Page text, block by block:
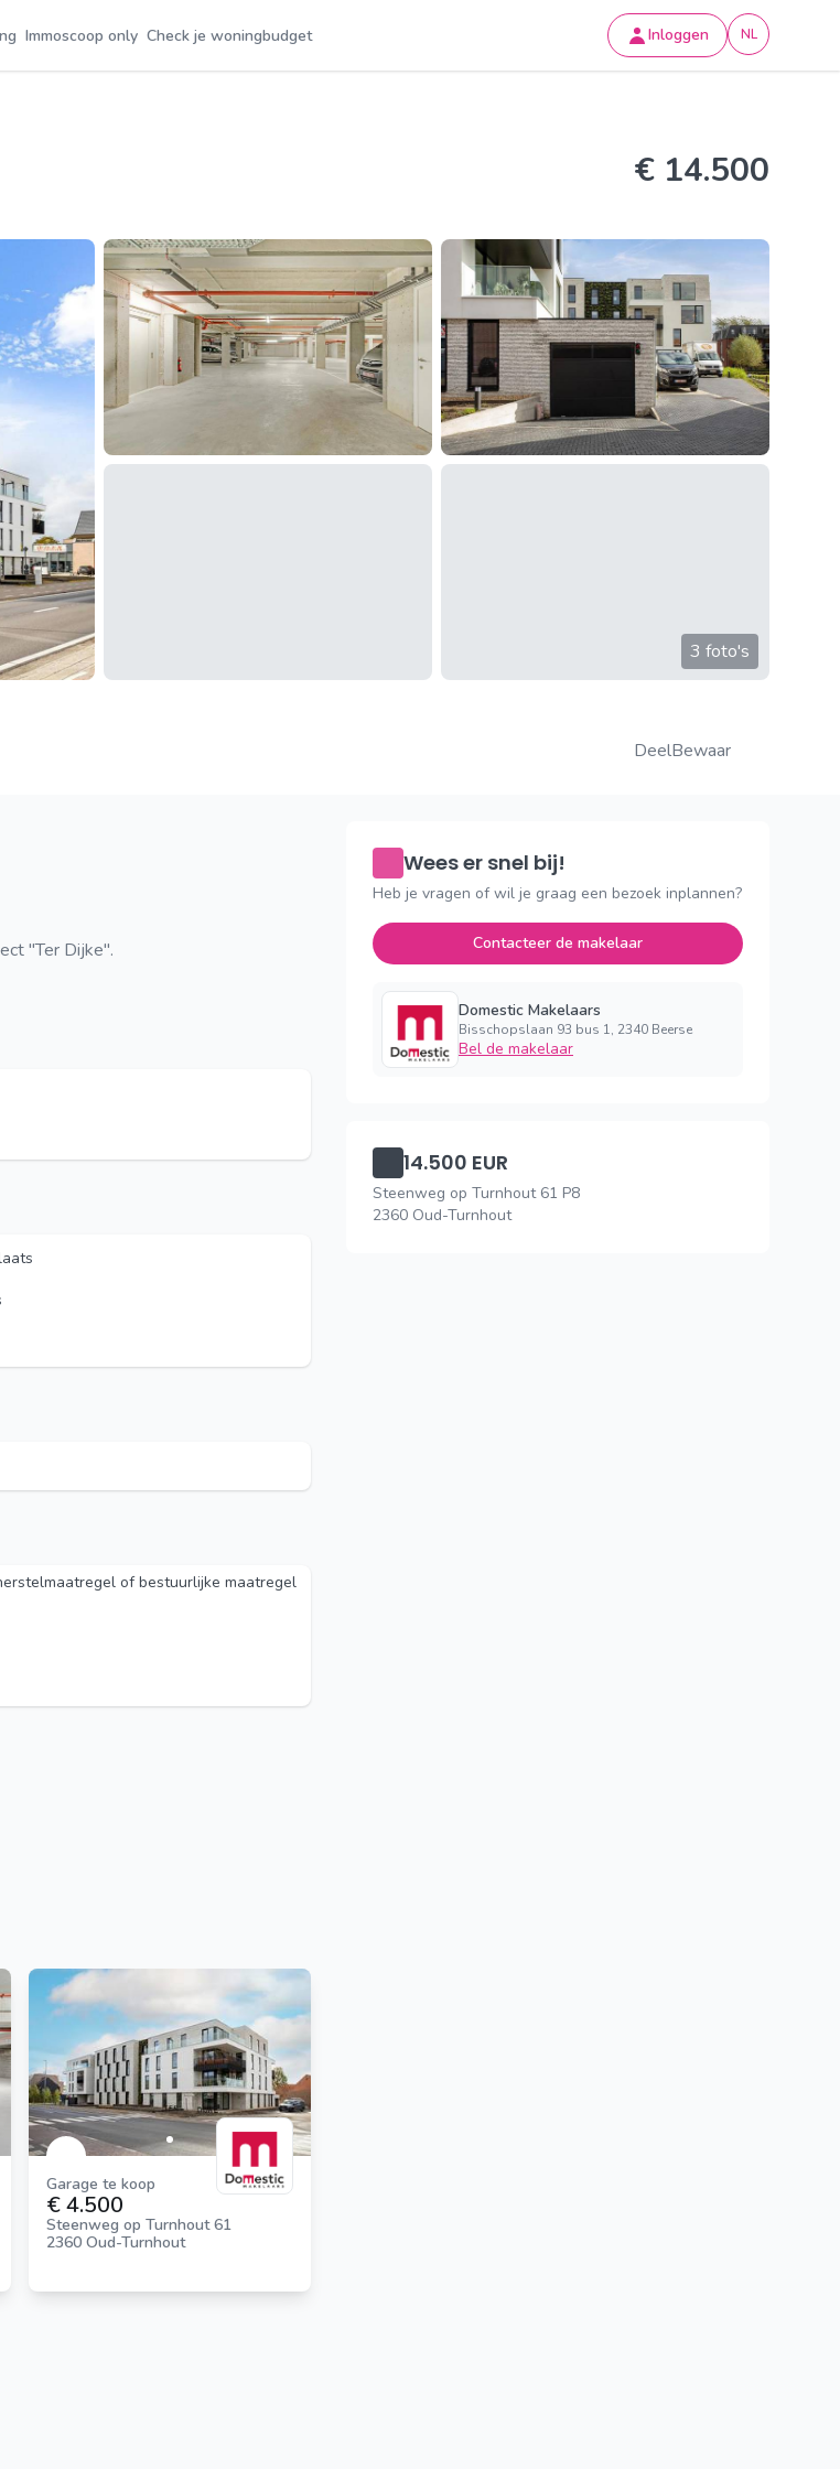
Immoscoop only Check je woningbudget Inloggen NL
€ 14.500
3 foto's
DeelBewaar
"Ter Dijke".
of bestuurlijke maatregel
Garage te koop
€ 4.500
Steenweg op Turnhout 61
2360 Oud-Turnhout
Wees er snel bij!
Heb je vragen of wil je graag een bezoek inplannen?
Contacteer de makelaar
Domestic Makelaars
Bisschopslaan 93 bus 1, 2340 Beerse
Bel de makelaar
14.500 EUR
Steenweg op Turnhout 61 P8
2360 Oud-Turnhout